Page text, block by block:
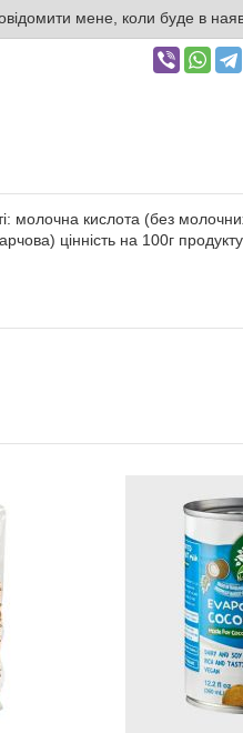
мене, коли буде в
молочна кислота (без
цінність на 100г